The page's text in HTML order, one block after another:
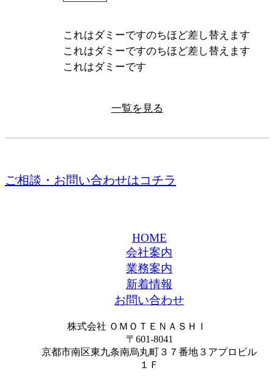
これはダミーですのちほど差し替えます
これはダミーですのちほど差し替えます
これはダミーです
一覧を見る
ご相談・お問い合わせはコチラ
HOME
会社案内
業務案内
新着情報
お問い合わせ
株式会社 ＯＭＯＴＥＮＡＳＨＩ
〒601-8041
京都市南区東九条南烏丸町３７番地３アプロビル
１Ｆ